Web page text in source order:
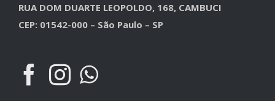
RUA DOM DUARTE LEOPOLDO, 168, CAMBUCI
CEP: 01542-000 – São Paulo – SP